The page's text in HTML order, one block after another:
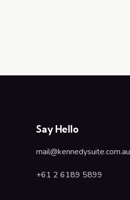
Say Hello
mail@kennedysuite.com.au
+61 2 6189 5899